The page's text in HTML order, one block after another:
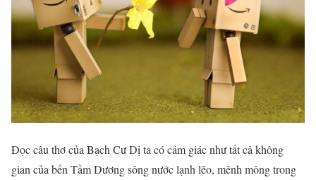
Đọc câu thơ của Bạch Cư Dị ta có cảm giác như tất cả không
gian của bến Tầm Dương sông nước lạnh lẽo, mênh mông trong